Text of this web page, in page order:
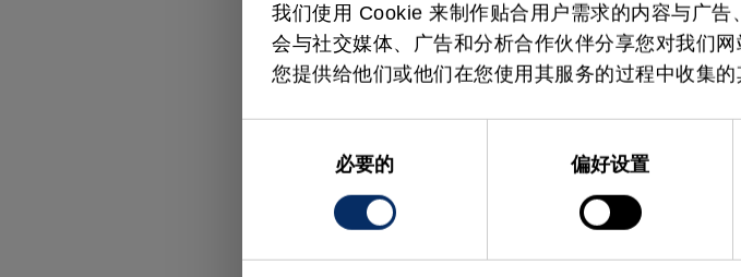
我们使用 Cookie 来制作贴合用户需求的内容与广
会与社交媒体、广告和分析合作伙伴分享您对我们
您提供给他们或他们在您使用其服务的过程中收集的
必要的 偏好设置
产品/商标的所有产品名称、商标和图片版权均属于
图 1 图 2 图 3 图 4